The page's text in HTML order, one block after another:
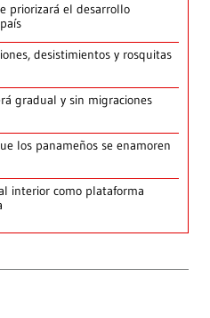
priorizará el desarrollo
desistimientos y rosquitas
gradual y sin migraciones
los panameños se enamoren
interior como plataforma